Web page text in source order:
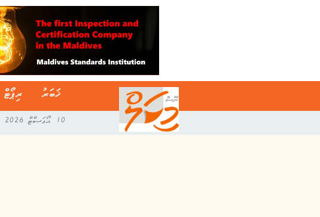
ޚަބަރު ރިޕޯޓް
10 އޯގަސްޓް 2026